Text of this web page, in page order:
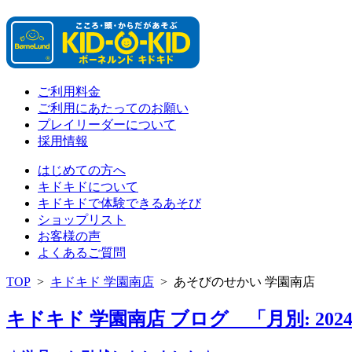
ご利用料金
ご利用にあたってのお願い
プレイリーダーについて
採用情報
はじめての方へ
キドキドについて
キドキドで体験できるあそび
ショップリスト
お客様の声
よくあるご質問
TOP > キドキド 学園南店 > あそびのせかい 学園南店
キドキド 学園南店 ブログ 「月別: 2024